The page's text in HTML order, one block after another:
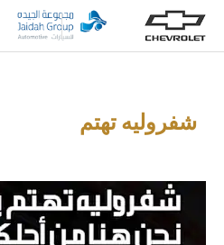
رجوع
شفروليه تهتم